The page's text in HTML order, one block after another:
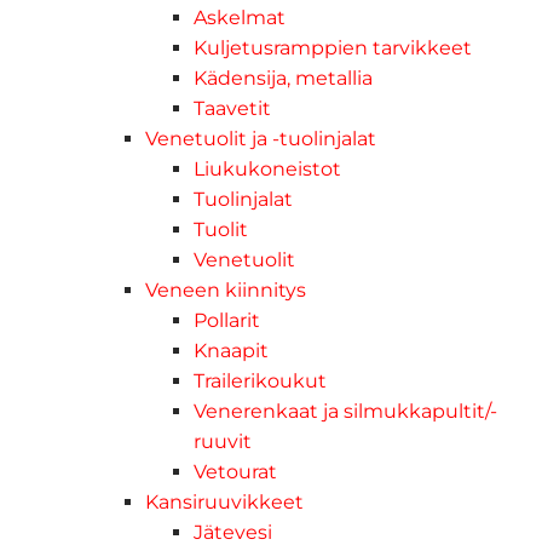
Askelmat
Kuljetusramppien tarvikkeet
Kädensija, metallia
Taavetit
Venetuolit ja -tuolinjalat
Liukukoneistot
Tuolinjalat
Tuolit
Venetuolit
Veneen kiinnitys
Pollarit
Knaapit
Trailerikoukut
Venerenkaat ja silmukkapultit/-
ruuvit
Vetourat
Kansiruuvikkeet
Jätevesi